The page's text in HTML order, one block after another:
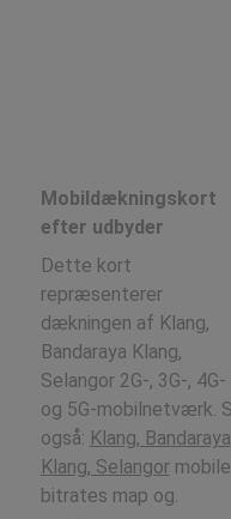
Mobildækningskort
efter udbyder
Dette kort
repræsenterer
dækningen af Klang,
Bandaraya Klang,
Selangor 2G-, 3G-, 4G-
og 5G-mobilnetværk.
også: Klang, Bandaraya
Klang, Selangormobile
bitrates map og.